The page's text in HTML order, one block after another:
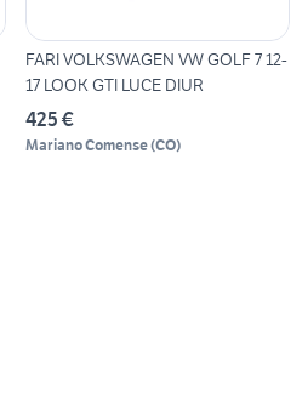
FARI VOLKSWAGEN VW GOLF 7 12-
17 LOOK GTI LUCE DIUR
425 €
Mariano Comense(CO)